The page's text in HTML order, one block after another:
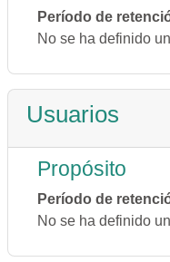
Período de
No se ha definido
Usuarios
Propósito
Período de
No se ha definido